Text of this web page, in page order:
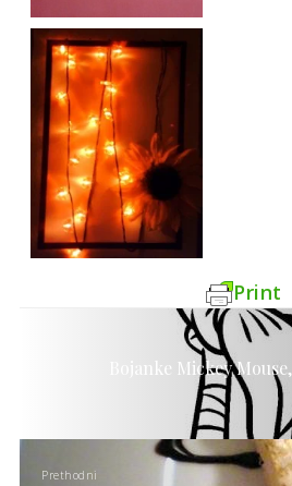
Print
Bojanke Mickey
Prethodni